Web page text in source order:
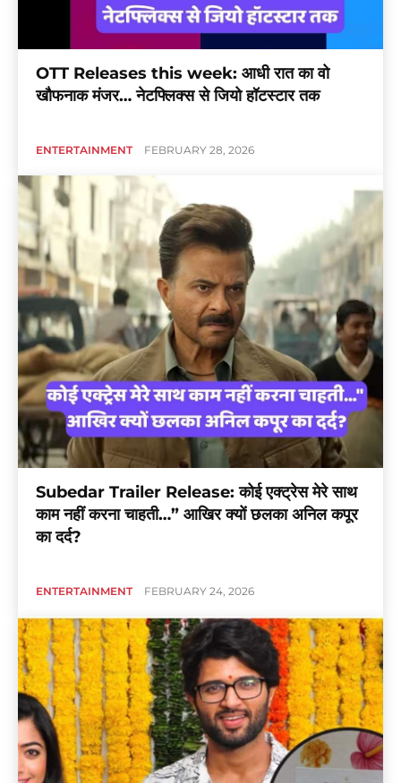
OTT Releases this week: आधी रात का वो
खौफनाक मंजर… नेटफ्लिक्स से जियो हॉटस्टार तक
ENTERTAINMENT FEBRUARY 28, 2026
Subedar Trailer Release: कोई एक्ट्रेस मेरे साथ
काम नहीं करना चाहती…” आखिर क्यों छलका अनिल कपूर
का दर्द?
ENTERTAINMENT FEBRUARY 24, 2026